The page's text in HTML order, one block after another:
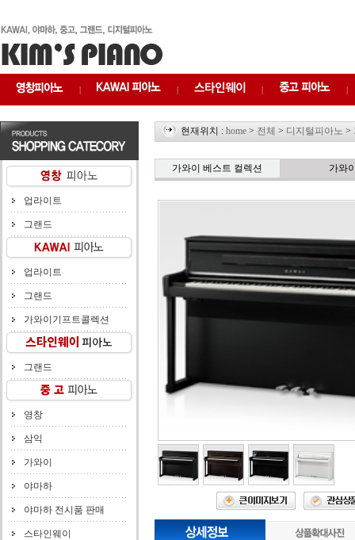
| | | |
업라이트
그랜드
업라이트
그랜드
가와이기프트콜렉션
그랜드
영창
삼익
가와이
야마하
야마하 전시품 판매
스타인웨이
현재위치 : home > 전체 > 디지털피아노 >
가와이 베스트 컬렉션 가와